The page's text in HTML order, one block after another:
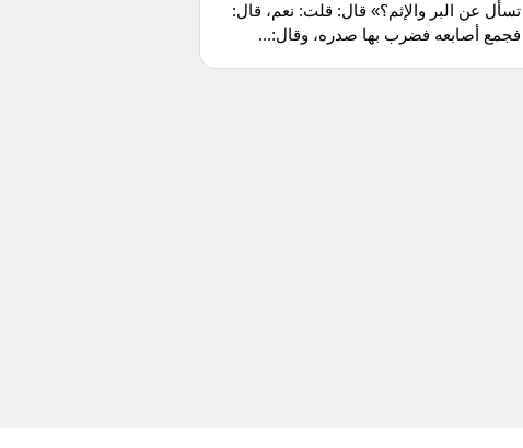
تسأل عن البر والإثم؟» قال: قلت: نعم، قال:
فجمع أصابعه فضرب بها صدره، وقال:...